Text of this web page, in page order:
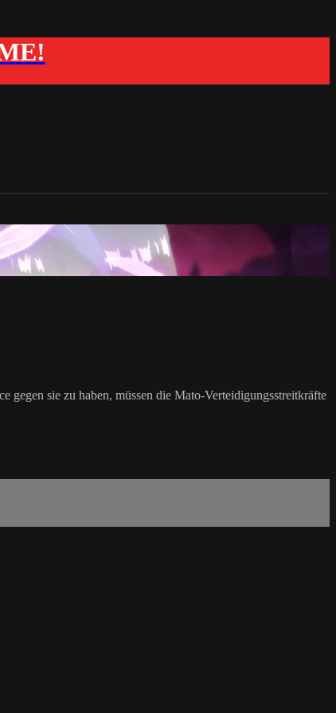
gegen sie zu haben, müssen die Mato-Verteidigungsstreitkräfte